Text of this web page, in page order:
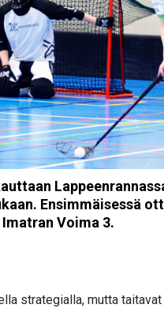
Ensimmäisessä
Voima 3.
strategialla, mutta